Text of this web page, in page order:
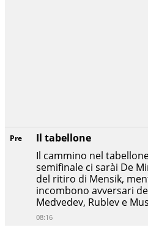
Pre
Il tabellone
Il cammino nel
semifinale ci sarài De
del ritiro di Mensik,
incombono avversari
Medvedev, Rublev e
08:16